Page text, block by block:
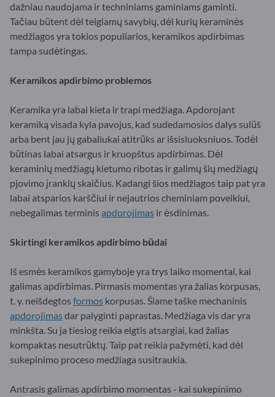
dažniau naudojama ir techniniams gaminiams gaminti.
Tačiau būtent dėl teigiamų savybių, dėl kurių keraminės
medžiagos yra tokios populiarios, keramikos apdirbimas
tampa sudėtingas.
Keramikos apdirbimo problemos
Keramika yra labai kieta ir trapi medžiaga. Apdorojant
keramiką visada kyla pavojus, kad sudedamosios dalys sulūš
arba bent jau jų gabaliukai atitrūks ar išsisluoksniuos. Todėl
būtinas labai atsargus ir kruopštus apdirbimas. Dėl
keraminių medžiagų kietumo ribotas ir galimų šių medžiagų
pjovimo įrankių skaičius. Kadangi šios medžiagos taip pat yra
labai atsparios karščiui ir nejautrios cheminiam poveikiui,
nebegalimas terminis apdorojimas ir ėsdinimas.
Skirtingi keramikos apdirbimo būdai
Iš esmės keramikos gamyboje yra trys laiko momentai, kai
galimas apdirbimas. Pirmasis momentas yra žalias korpusas,
t. y. neišdegtos formos korpusas. Šiame taške mechaninis
apdorojimasdar palyginti paprastas. Medžiaga vis dar yra
minkšta. Su ja tiesiog reikia elgtis atsargiai, kad žalias
kompaktas nesutrūktų. Taip pat reikia pažymėti, kad dėl
sukepinimo proceso medžiaga susitraukia.
Antrasis galimas apdirbimo momentas - kai sukepinimo